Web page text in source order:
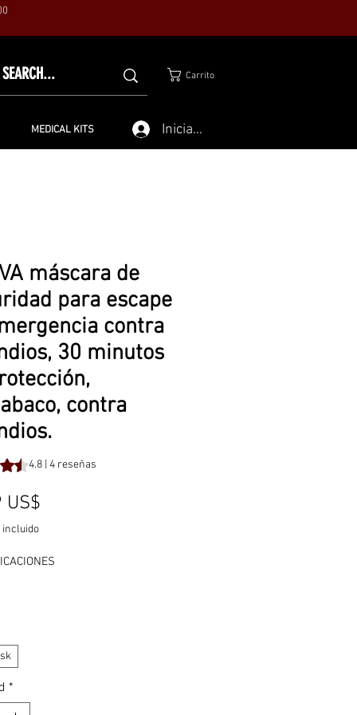
Carrito
MEDICAL KITS Iniciar sesión
máscara de
para escape
contra
30 minutos
contra
reseñas, la calificación es de 4.8 de 5 estrellas
4.8 | 4 reseñas
US$
incluido
*